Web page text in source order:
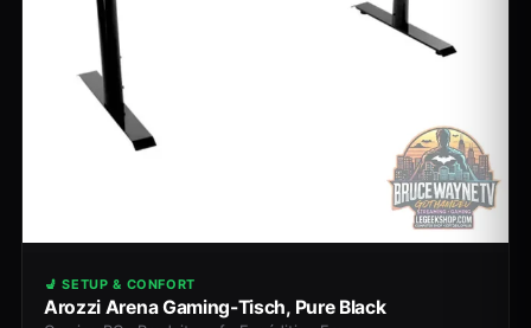
💺 SETUP & CONFORT
Arozzi Arena Gaming-Tisch, Pure Black